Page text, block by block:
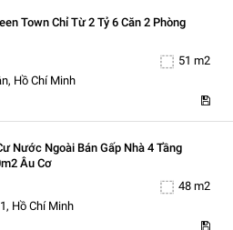
Town Chỉ Từ 2 Tỷ 6 Căn 2 Phòng
51 m2
Bình Tân, Hồ Chí Minh
Bán Gấp Nhà 4 Tầng
Kiên Cố 50m2 Âu Cơ
48 m2
Quận 11, Hồ Chí Minh